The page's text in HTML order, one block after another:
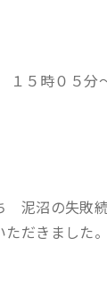
１５時０５分
泥沼の失敗
だきました。